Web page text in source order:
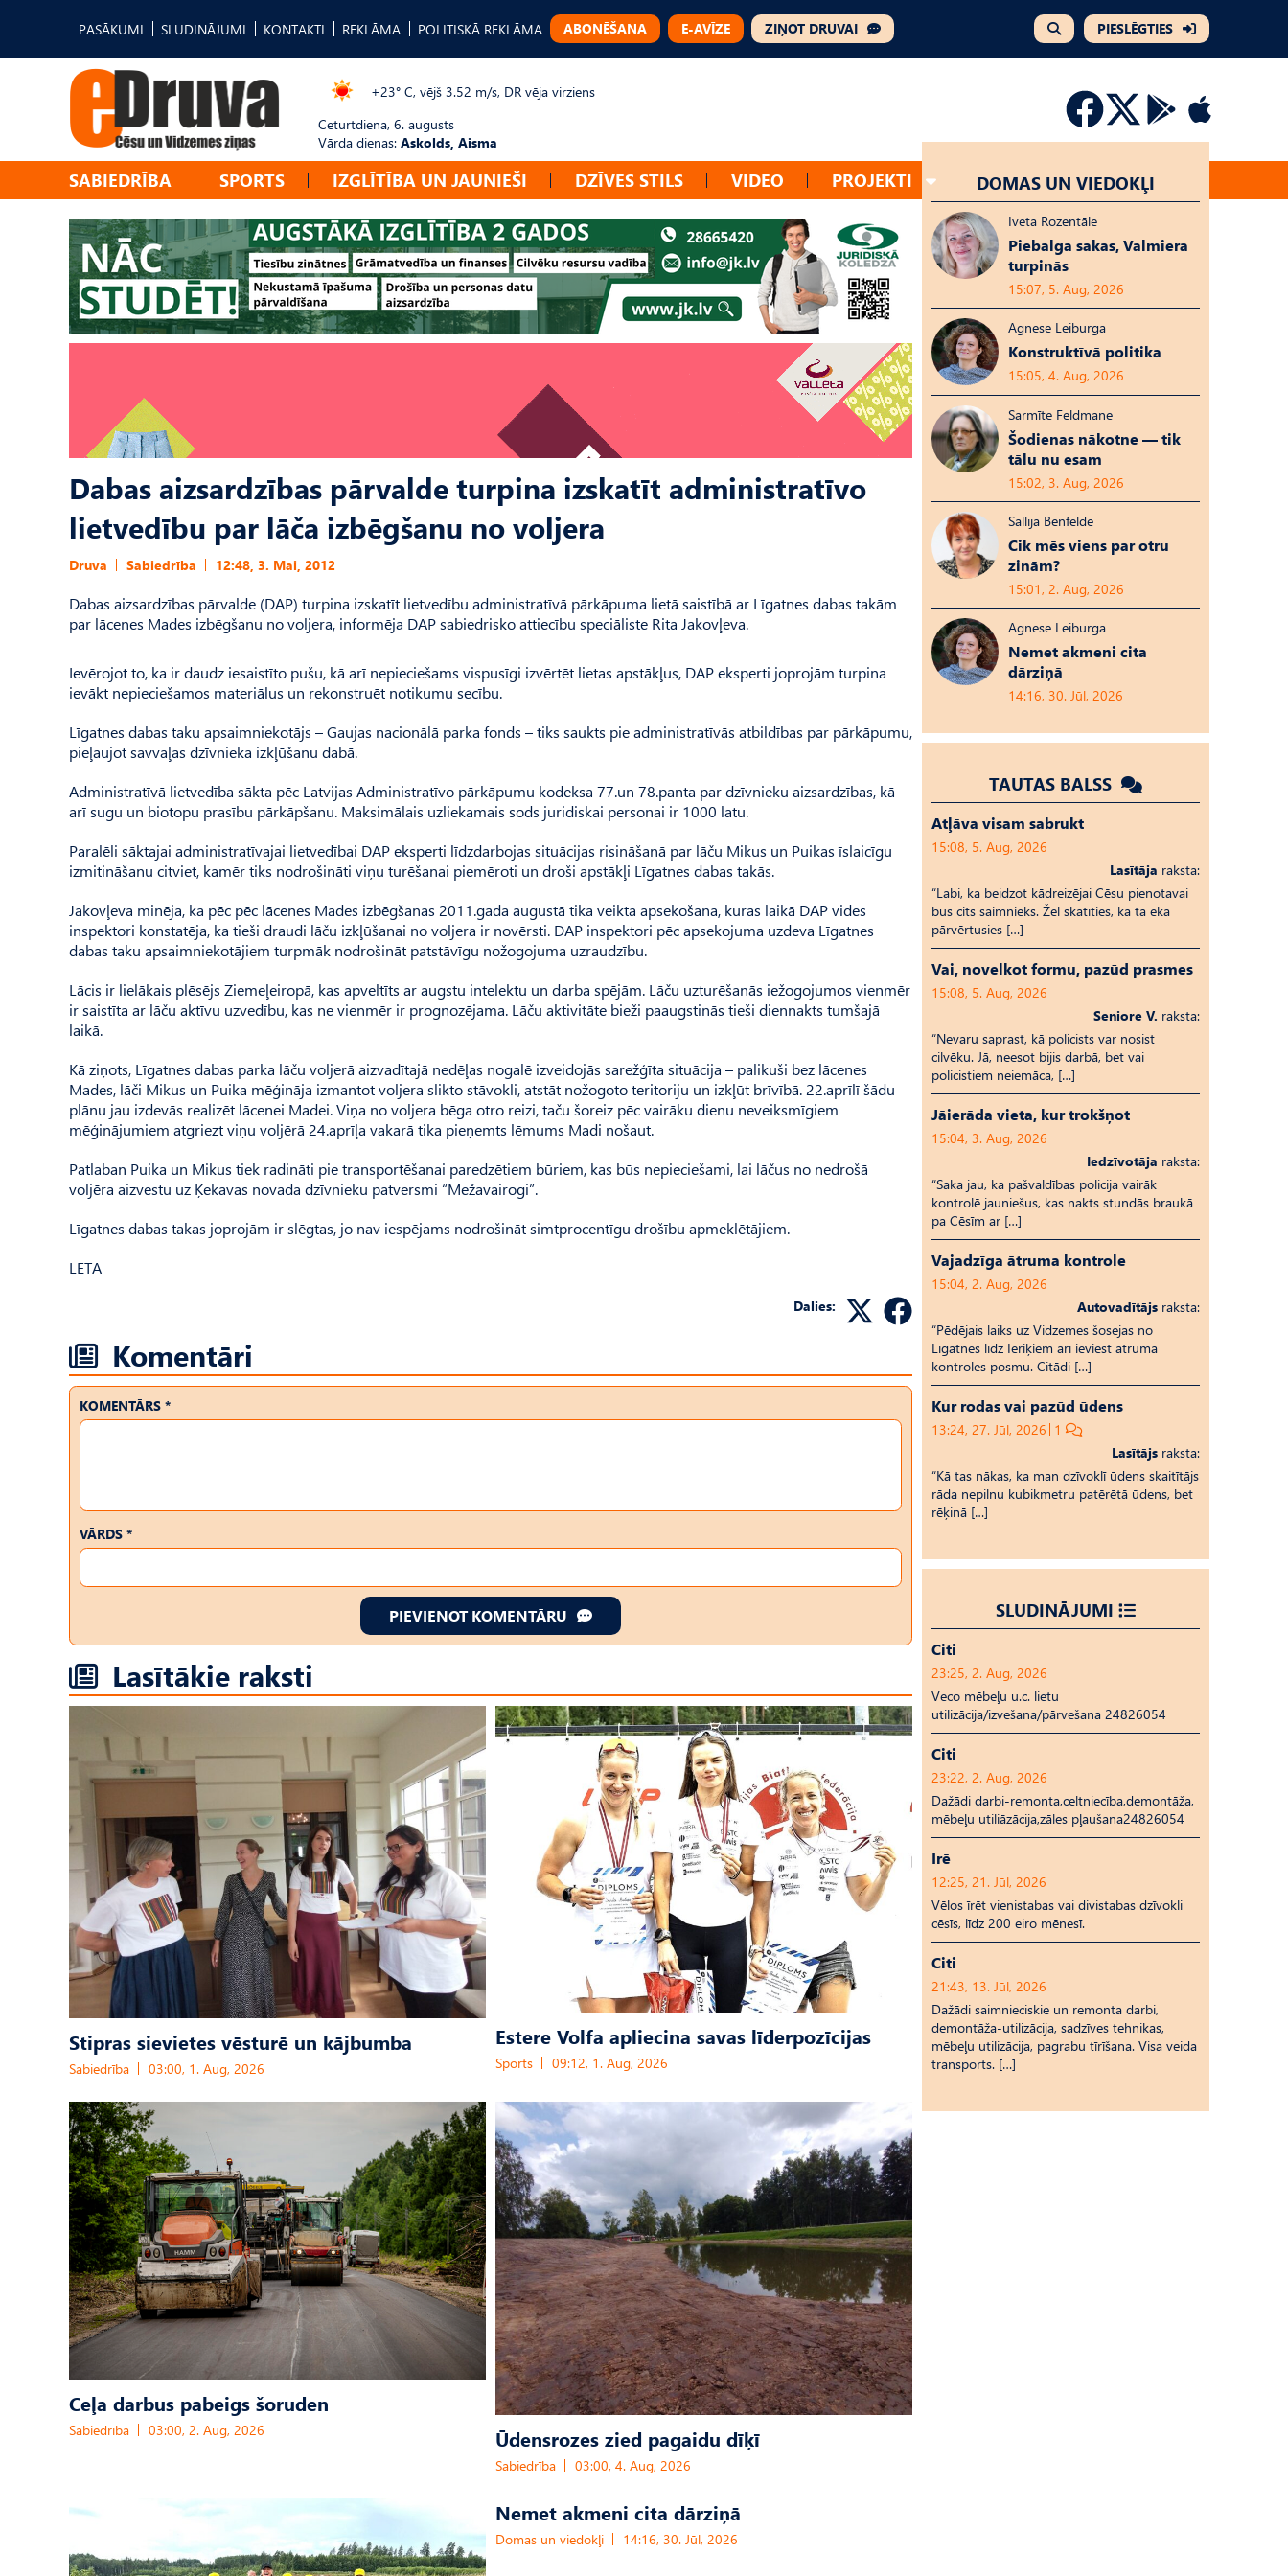
PASĀKUMI SLUDINĀJUMI KONTAKTI REKLĀMA POLITISKĀ REKLĀMA ABONĒŠANA E-AVĪZE ZIŅOT DRUVAI PIESLĒGTIES
+23° C, vējš 3.52 m/s, DR vēja virziens
Ceturtdiena, 6. augusts
Vārda dienas: Askolds, Aisma
SABIEDRĪBA SPORTS IZGLĪTĪBA UN JAUNIEŠI DZĪVES STILS VIDEO PROJEKTI
Dabas aizsardzības pārvalde turpina izskatīt administratīvo
lietvedību par lāča izbēgšanu no voljera
Druva Sabiedrība 12:48, 3. Mai, 2012
Dabas aizsardzības pārvalde (DAP) turpina izskatīt lietvedību administratīvā pārkāpuma lietā saistībā ar Līgatnes dabas takām
par lācenes Mades izbēgšanu no voljera, informēja DAP sabiedrisko attiecību speciāliste Rita Jakovļeva.
Ievērojot to, ka ir daudz iesaistīto pušu, kā arī nepieciešams vispusīgi izvērtēt lietas apstākļus, DAP eksperti joprojām turpina
ievākt nepieciešamos materiālus un rekonstruēt notikumu secību.
Līgatnes dabas taku apsaimniekotājs – Gaujas nacionālā parka fonds – tiks saukts pie administratīvās atbildības par pārkāpumu,
pieļaujot savvaļas dzīvnieka izkļūšanu dabā.
Administratīvā lietvedība sākta pēc Latvijas Administratīvo pārkāpumu kodeksa 77.un 78.panta par dzīvnieku aizsardzības, kā
arī sugu un biotopu prasību pārkāpšanu. Maksimālais uzliekamais sods juridiskai personai ir 1000 latu.
Paralēli sāktajai administratīvajai lietvedībai DAP eksperti līdzdarbojas situācijas risināšanā par lāču Mikus un Puikas īslaicīgu
izmitināšanu citviet, kamēr tiks nodrošināti viņu turēšanai piemēroti un droši apstākļi Līgatnes dabas takās.
Jakovļeva minēja, ka pēc pēc lācenes Mades izbēgšanas 2011.gada augustā tika veikta apsekošana, kuras laikā DAP vides
inspektori konstatēja, ka tieši draudi lāču izkļūšanai no voljera ir novērsti. DAP inspektori pēc apsekojuma uzdeva Līgatnes
dabas taku apsaimniekotājiem turpmāk nodrošināt patstāvīgu nožogojuma uzraudzību.
Lācis ir lielākais plēsējs Ziemeļeiropā, kas apveltīts ar augstu intelektu un darba spējām. Lāču uzturēšanās iežogojumos vienmēr
ir saistīta ar lāču aktīvu uzvedību, kas ne vienmēr ir prognozējama. Lāču aktivitāte bieži paaugstinās tieši diennakts tumšajā
laikā.
Kā ziņots, Līgatnes dabas parka lāču voljerā aizvadītajā nedēļas nogalē izveidojās sarežģīta situācija – palikuši bez lācenes
Mades, lāči Mikus un Puika mēģināja izmantot voljera slikto stāvokli, atstāt nožogoto teritoriju un izkļūt brīvībā. 22.aprīlī šādu
plānu jau izdevās realizēt lācenei Madei. Viņa no voljera bēga otro reizi, taču šoreiz pēc vairāku dienu neveiksmīgiem
mēģinājumiem atgriezt viņu voljērā 24.aprīļa vakarā tika pieņemts lēmums Madi nošaut.
Patlaban Puika un Mikus tiek radināti pie transportēšanai paredzētiem būriem, kas būs nepieciešami, lai lāčus no nedrošā
voljēra aizvestu uz Ķekavas novada dzīvnieku patversmi “Mežavairogi”.
Līgatnes dabas takas joprojām ir slēgtas, jo nav iespējams nodrošināt simtprocentīgu drošību apmeklētājiem.
LETA
Dalies:
Komentāri
KOMENTĀRS *
VĀRDS *
PIEVIENOT KOMENTĀRU
Lasītākie raksti
Stipras sievietes vēsturē un kājbumba
Sabiedrība 03:00, 1. Aug, 2026
Estere Volfa apliecina savas līderpozīcijas
Sports 09:12, 1. Aug, 2026
Ceļa darbus pabeigs šoruden
Sabiedrība 03:00, 2. Aug, 2026 Ūdensrozes zied pagaidu dīķī
Sabiedrība 03:00, 4. Aug, 2026
Nemet akmeni cita dārziņā
Domas un viedokļi 14:16, 30. Jūl, 2026
DOMAS UN VIEDOKĻI
Iveta Rozentāle
Piebalgā sākās, Valmierā
turpinās
15:07, 5. Aug, 2026
Agnese Leiburga
Konstruktīvā politika
15:05, 4. Aug, 2026
Sarmīte Feldmane
Šodienas nākotne — tik
tālu nu esam
15:02, 3. Aug, 2026
Sallija Benfelde
Cik mēs viens par otru
zinām?
15:01, 2. Aug, 2026
Agnese Leiburga
Nemet akmeni cita
dārziņā
14:16, 30. Jūl, 2026
TAUTAS BALSS
Atļāva visam sabrukt
15:08, 5. Aug, 2026
Lasītāja raksta:
“Labi, ka beidzot kādreizējai Cēsu pienotavai
būs cits saimnieks. Žēl skatīties, kā tā ēka
pārvērtusies […]
Vai, novelkot formu, pazūd prasmes
15:08, 5. Aug, 2026
Seniore V. raksta:
“Nevaru saprast, kā policists var nosist
cilvēku. Jā, neesot bijis darbā, bet vai
policistiem neiemāca, […]
Jāierāda vieta, kur trokšņot
15:04, 3. Aug, 2026
Iedzīvotāja raksta:
“Saka jau, ka pašvaldības policija vairāk
kontrolē jauniešus, kas nakts stundās braukā
pa Cēsīm ar […]
Vajadzīga ātruma kontrole
15:04, 2. Aug, 2026
Autovadītājs raksta:
“Pēdējais laiks uz Vid­ze­mes šosejas no
Līgatnes līdz Ieriķiem arī ieviest ātruma
kontroles posmu. Citādi […]
Kur rodas vai pazūd ūdens
13:24, 27. Jūl, 2026 1
Lasītājs raksta:
“Kā tas nākas, ka man dzīvoklī ūdens skaitītājs
rāda nepilnu kubikmetru patērētā ūdens, bet
rēķinā […]
SLUDINĀJUMI
Citi
23:25, 2. Aug, 2026
Veco mēbeļu u.c. lietu
utilizācija/izvešana/pārvešana 24826054
Citi
23:22, 2. Aug, 2026
Dažādi darbi-remonta,celtniecība,demontāža,
mēbeļu utiliāzācija,zāles pļaušana24826054
Īrē
12:25, 21. Jūl, 2026
Vēlos īrēt vienistabas vai divistabas dzīvokli
cēsīs, līdz 200 eiro mēnesī.
Citi
21:43, 13. Jūl, 2026
Dažādi saimnieciskie un remonta darbi,
demontāža-utilizācija, sadzīves tehnikas,
mēbeļu utilizācija, pagrabu tīrīšana. Visa veida
transports. […]